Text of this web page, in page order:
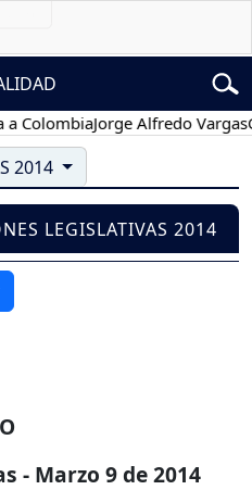
ColombiaJorge Alfredo Vargas
2014
LEGISLATIVAS 2014
- Marzo 9 de 2014